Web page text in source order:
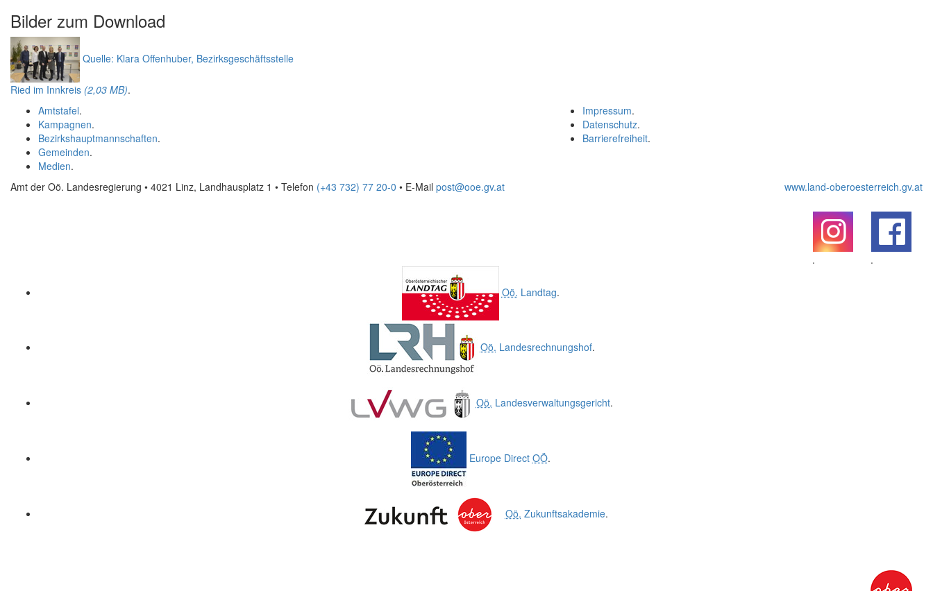
Bilder zum Download
Quelle: Klara Offenhuber, Bezirksgeschäftsstelle
Ried im Innkreis (2,03 MB).
Impressum.
Datenschutz.
Barrierefreiheit.
Amtstafel.
Kampagnen.
Bezirkshauptmannschaften.
Gemeinden.
Medien.
Amt der Oö. Landesregierung • 4021 Linz, Landhausplatz 1 • Telefon (+43 732) 77 20-0 • E-Mail post@ooe.gv.at www.land-oberoesterreich.gv.at
.
.
Oö. Landtag.
Oö. Landesrechnungshof.
Oö. Landesverwaltungsgericht.
Europe Direct OÖ.
Oö. Zukunftsakademie.